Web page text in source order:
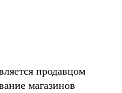
продавцом
магазинов